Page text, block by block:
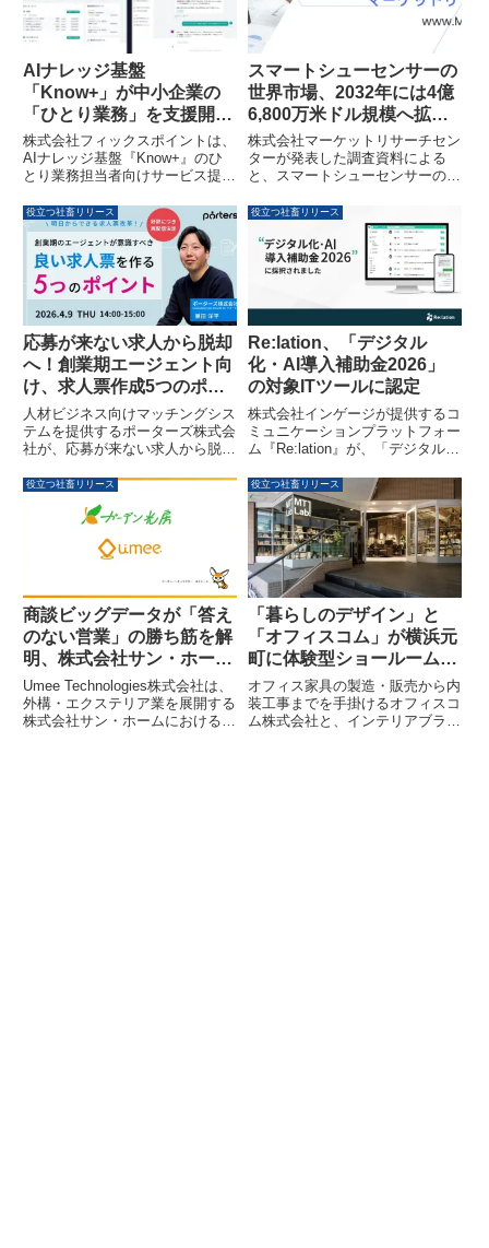
ました。この導入により、給与計
算ミスのゼロ継続、チェック工程
の標準化、および業務スケジュー
ルの柔軟性向上が実現していま
す。
ムを提供します。
AIナレッジ基盤
「Know+」が中小企業の
「ひとり業務」を支援開
始、トライアル企業を募集
株式会社フィックスポイントは、
AIナレッジ基盤『Know+』のひ
とり業務担当者向けサービス提供
理・人事・労務・情シスといった
属人化しやすいバックオフィス業
務の課題を解決し、情報資産化と
事業継続を支援します。現在、ト
ライアル企業を募集しています。
スマートシューセンサーの
世界市場、2032年には4億
6,800万米ドル規模へ拡大
予測
株式会社マーケットリサーチセン
ターが発表した調査資料による
と、スマートシューセンサーの世
けて年平均成長率9.4%で成長
し、2032年には4億6,800万米ド
ルに達すると予測されています。
本レポートでは、靴内センサーや
インソールセンサーなどのセグメ
ント別予測、主要企業の動向、地
域別の詳細な分析が提供されてい
ます。
役立つ社畜リリース
応募が来ない求人から脱却
へ！創業期エージェント向
け、求人票作成5つのポイ
ントを解説するセミナーが
再配信されます
人材ビジネス向けマッチングシス
テムを提供するポーターズ株式会
社が、応募が来ない求人から脱却
トが意識すべき、求人票作成5つ
のポイント」セミナーを2026年4
月9日に再配信します。本セミナ
ーでは、効果的な求人票作成の秘
訣と改善事例が紹介されます。
役立つ社畜リリース
Re:lation、「デジタル
化・AI導入補助金2026」
の対象ITツールに認定
株式会社インゲージが提供するコ
ミュニケーションプラットフォー
ム『Re:lation』が、「デジタル
ITツールに認定されました。これ
により、中小企業や小規模事業者
は、最大2年分の『Re:lation』導
入費用に対し、対象経費の1/2の
補助を受けられるようになりま
す。
役立つ社畜リリース
商談ビッグデータが「答え
のない営業」の勝ち筋を解
明、株式会社サン・ホーム
が「Front Agent」導入で
成約率25%から87.5%へ急
上昇
Umee Technologies株式会社は、
外構・エクステリア業を展開する
株式会社サン・ホームにおける
役立つ社畜リリース
「暮らしのデザイン」と
「オフィスコム」が横浜元
町に体験型ショールーム
「MODERN THEORY
Lab.」をオープン
オフィス家具の製造・販売から内
装工事までを手掛けるオフィスコ
ム株式会社と、インテリアブラン